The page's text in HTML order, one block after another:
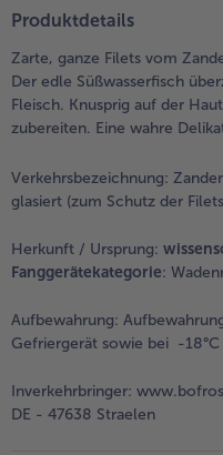
Produktdetails
Zarte, ganze Filets vom
Der edle Süßwasserfisch
Fleisch. Knusprig auf der
zubereiten. Eine wahre
Verkehrsbezeichnung:
glasiert (zum Schutz der
Herkunft / Ursprung:
Fanggerätekategorie:
Aufbewahrung:
Gefriergerät sowie bei -18°C
Inverkehrbringer:
DE - 47638 Straelen